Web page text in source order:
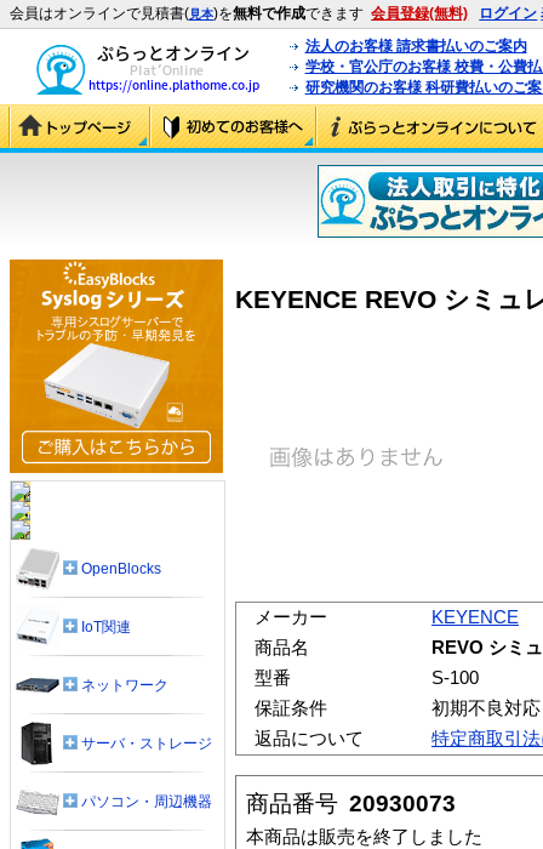
会員はオンラインで見積書(見本)を無料で作成できます 会員登録(無料) ログイン
法人のお客様 請求書払いのご案内
学校・官公庁のお客様 校費・公費
研究機関のお客様 科研費払いのご
KEYENCE REVO シミュ
メーカー
KEYENCE
商品名
REVO シミ
型番
S-100
保証条件
初期不良対
返品について
特定商取引
商品番号 20930073
本商品は販売を終了しました
OpenBlocks
IoT関連
ネットワーク
サーバ・ストレージ
パソコン・周辺機器